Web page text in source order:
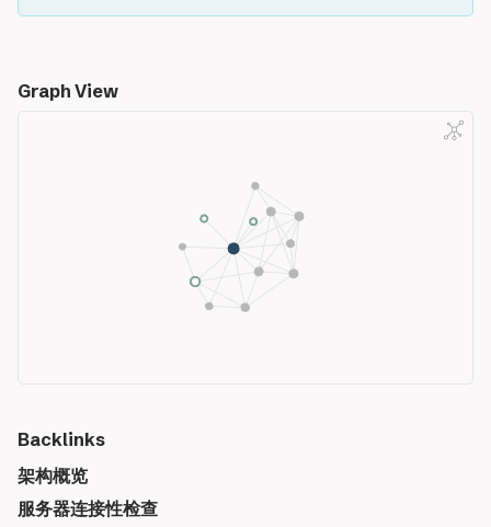
Graph View
Backlinks
架构概览
服务器连接性检查